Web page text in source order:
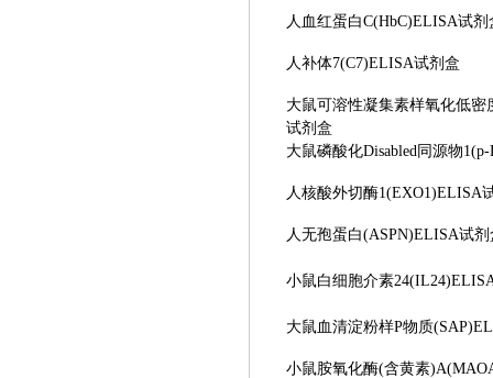
人血红蛋白C(HbC)ELISA试剂
人补体7(C7)ELISA试剂盒
大鼠可溶性凝集素样氧化低密
试剂盒
大鼠磷酸化Disabled同源物
人核酸外切酶1(EXO1)ELISA
人无孢蛋白(ASPN)ELISA试剂
小鼠白细胞介素
大鼠血清淀粉样P物质
小鼠胺氧化酶(含黄素